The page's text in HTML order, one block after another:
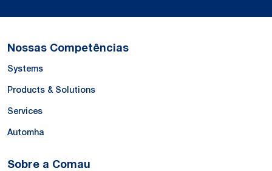
Nossas Competências
Systems
Products & Solutions
Services
Automha
Sobre a Comau